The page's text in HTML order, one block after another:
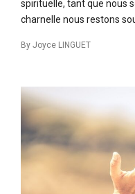
spirituelle, tant que nous
charnelle nous restons
By Joyce LINGUET